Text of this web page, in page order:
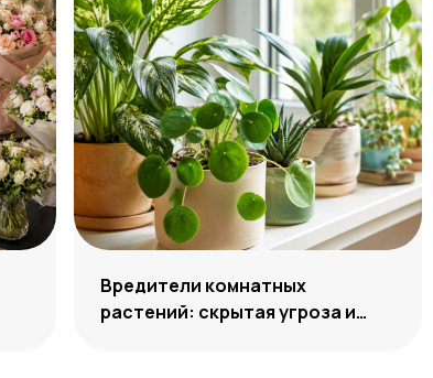
Вредители комнатных
растений: скрытая угроза и